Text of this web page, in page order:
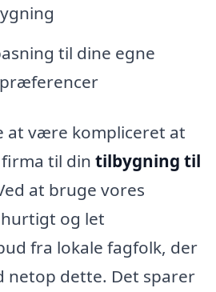
til dine egne
at være kompliceret at
til din tilbygning til
at bruge vores
og let
fra lokale fagfolk, der
netop dette. Det sparer